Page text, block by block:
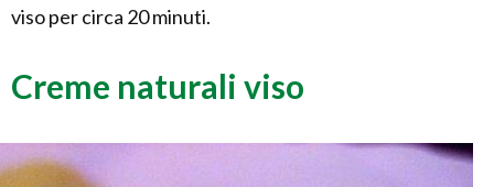
viso per circa 20 minuti.
Creme naturali viso